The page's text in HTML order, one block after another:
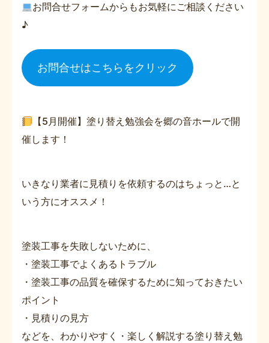
お問合せフォームからもお気軽にご相談ください
♪
お問合せはこちらをクリック
【5月開催】塗り替え勉強会を郷の音ホールで開
催します！
いきなり業者に見積りを依頼するのはちょっと…と
いう方にオススメ！
塗装工事を失敗しないために、
・塗装工事でよくあるトラブル
・塗装工事の品質を確保するために知っておきたい
ポイント
・見積りの見方
などを、わかりやすく・楽しく解説する塗り替え勉